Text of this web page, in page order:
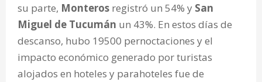
su parte, Monteros registró un 54% y San
Miguel de Tucumán un 43%. En estos días de
descanso, hubo 19500 pernoctaciones y el
impacto económico generado por turistas
alojados en hoteles y parahoteles fue de